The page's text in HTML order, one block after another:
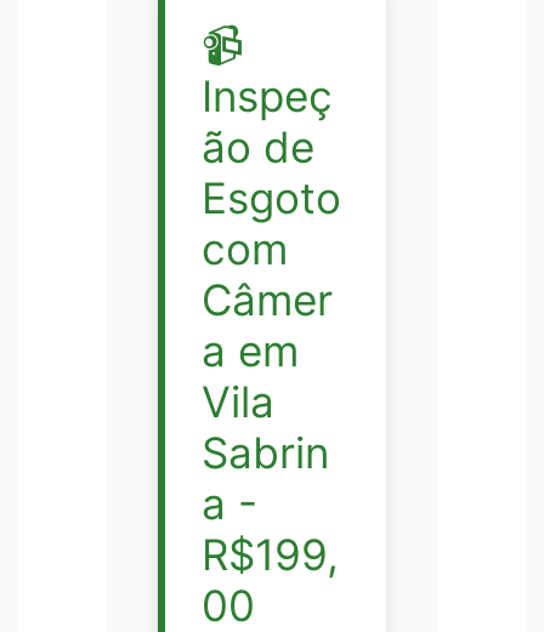
📹
Inspeç
ão de
Esgoto
com
Câmer
a em
Vila
Sabrin
a -
R$199,
00